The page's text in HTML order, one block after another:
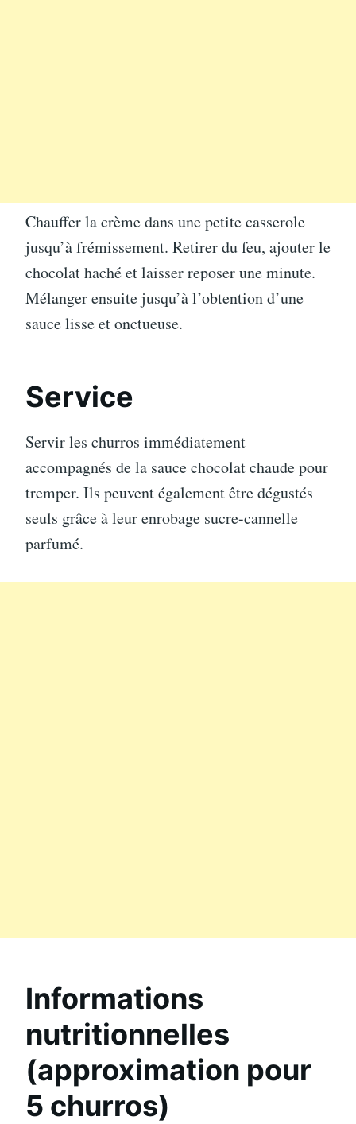
Chauffer la crème dans une petite casserole
jusqu’à frémissement. Retirer du feu, ajouter le
chocolat haché et laisser reposer une minute.
Mélanger ensuite jusqu’à l’obtention d’une
sauce lisse et onctueuse.
Service
Servir les churros immédiatement
accompagnés de la sauce chocolat chaude pour
tremper. Ils peuvent également être dégustés
seuls grâce à leur enrobage sucre-cannelle
parfumé.
Informations
nutritionnelles
(approximation pour
5 churros)